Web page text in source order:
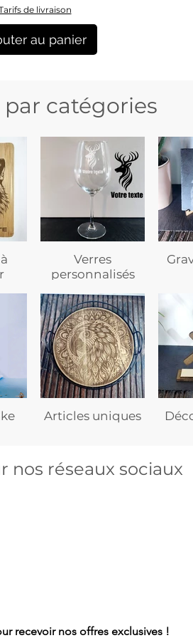
de livraison
au panier
par catégories
Verres
personnalisés
Articles uniques
nos réseaux sociaux
recevoir nos offres exclusives !